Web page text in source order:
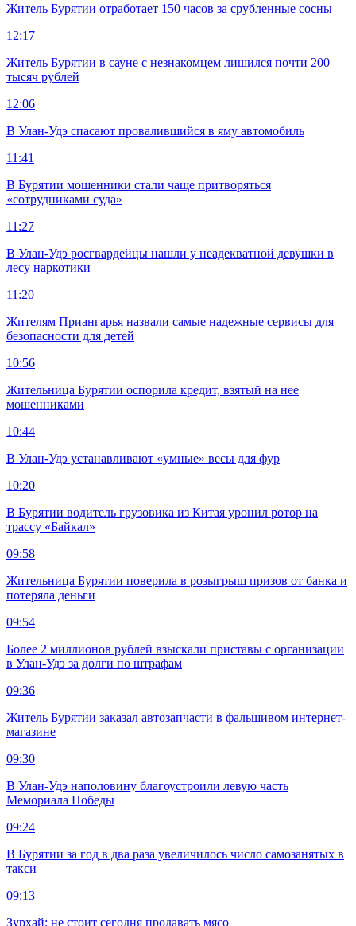
Житель Бурятии отработает 150 часов за срубленные сосны
12:17
Житель Бурятии в сауне с незнакомцем лишился почти 200
тысяч рублей
12:06
В Улан-Удэ спасают провалившийся в яму автомобиль
11:41
В Бурятии мошенники стали чаще притворяться
«сотрудниками суда»
11:27
В Улан-Удэ росгвардейцы нашли у неадекватной девушки в
лесу наркотики
11:20
Жителям Приангарья назвали самые надежные сервисы для
безопасности для детей
10:56
Жительница Бурятии оспорила кредит, взятый на нее
мошенниками
10:44
В Улан-Удэ устанавливают «умные» весы для фур
10:20
В Бурятии водитель грузовика из Китая уронил ротор на
трассу «Байкал»
09:58
Жительница Бурятии поверила в розыгрыш призов от банка и
потеряла деньги
09:54
Более 2 миллионов рублей взыскали приставы с организации
в Улан-Удэ за долги по штрафам
09:36
Житель Бурятии заказал автозапчасти в фальшивом интернет-
магазине
09:30
В Улан-Удэ наполовину благоустроили левую часть
Мемориала Победы
09:24
В Бурятии за год в два раза увеличилось число самозанятых в
такси
09:13
Зурхай: не стоит сегодня продавать мясо